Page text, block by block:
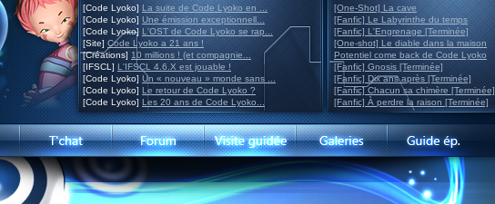
[Code Lyoko] La suite de Code Lyoko en ...
[Code Lyoko] Une émission exceptionnell...
[Code Lyoko] L'OST de Code Lyoko se rap...
[Site] Code Lyoko a 21 ans !
[Créations] 10 millions ! (et compagnie...
[IFSCL] L'IFSCL 4.6.X est jouable !
[Code Lyoko] Un « nouveau » monde sans ...
[Code Lyoko] Le retour de Code Lyoko ?
[Code Lyoko] Les 20 ans de Code Lyoko...
[One-Shot] La cave
[Fanfic] Le Labyrinthe du temps
[Fanfic] L'Engrenage [Terminée]
[One-shot] Le diable dans la maison
Potentiel come back de Code Lyoko
[Fanfic] Gnosis [Terminée]
[Fanfic] Dix ans après [Terminée]
[Fanfic] Chacun sa chimère [Terminée]
[Fanfic] À perdre la raison [Terminée]